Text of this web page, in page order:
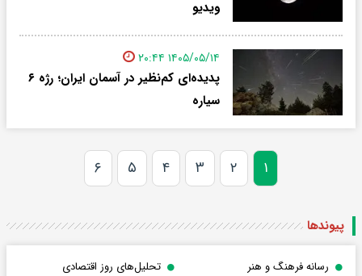
ویدیو
۱۴۰۵/۰۵/۱۴ ۲۰:۴۴
پدیده‌ای کم‌نظیر در آسمان ایران؛ رژه ۶
سیاره
۱ ۲ ۳ ۴ ۵ ۶
پیوندها
رسانه فرهنگ و هنر تحلیل‌های روز اقتصادی